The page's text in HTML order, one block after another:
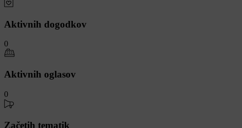
Aktivnih dogodkov
0
Aktivnih oglasov
0
Začetih tematik